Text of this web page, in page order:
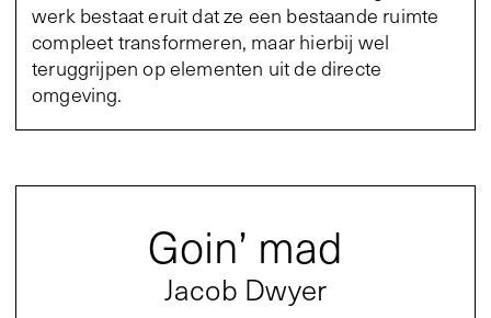
werk bestaat eruit dat ze een bestaande ruimte
compleet transformeren, maar hierbij wel
teruggrijpen op elementen uit de directe
omgeving.
Goin’ mad
Jacob Dwyer